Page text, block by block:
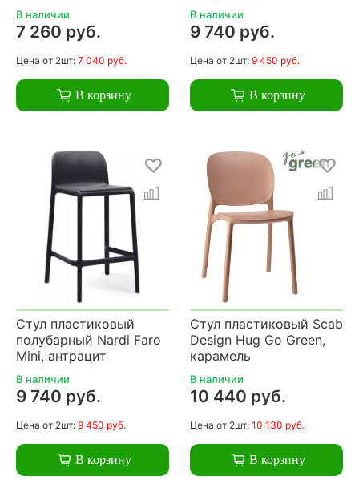
В наличии
7 260 руб.
Цена от 2шт: 7 040 руб.
В корзину
В наличии
9 740 руб.
Цена от 2шт: 9 450 руб.
В корзину
Стул пластиковый
полубарный Nardi Faro
Mini, антрацит
В наличии
9 740 руб.
Цена от 2шт: 9 450 руб.
В корзину
Стул пластиковый Scab
Design Hug Go Green,
карамель
В наличии
10 440 руб.
Цена от 2шт: 10 130 руб.
В корзину